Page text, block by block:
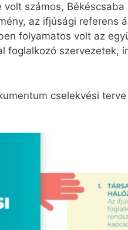
számos,
az ifjúsági referens
folyamatos volt az
foglalkozó szervezetek,
cselekvési